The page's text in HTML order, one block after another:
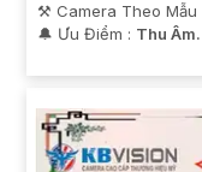
⚒ Camera Theo Mẫu
️🔔 Ưu Điểm : Thu Âm.